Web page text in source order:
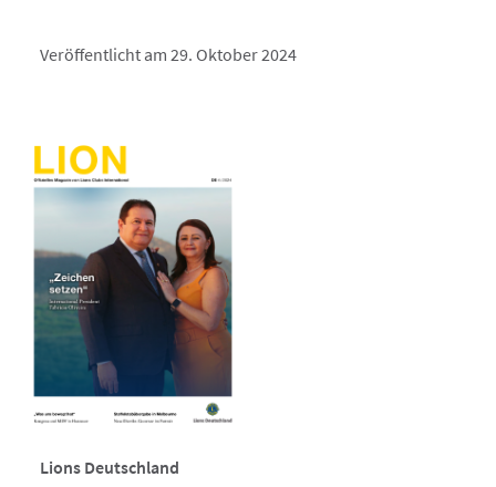
Veröffentlicht am 29. Oktober 2024
Lions Deutschland